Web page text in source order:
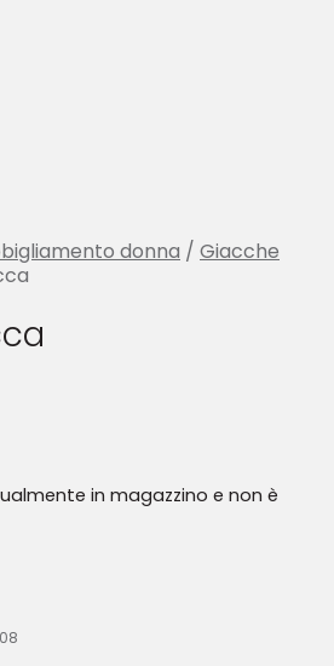
donna / Giacche
in magazzino e non è